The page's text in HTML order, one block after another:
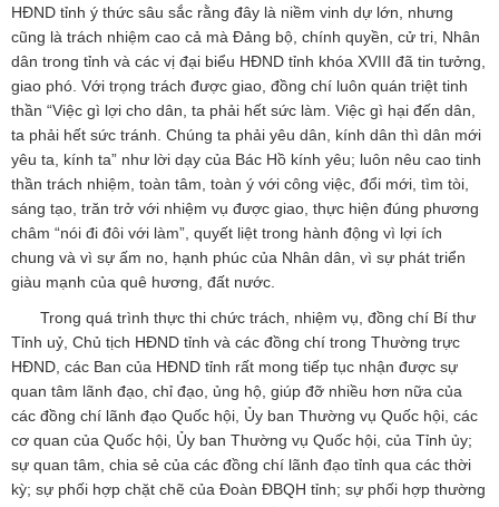
HĐND tỉnh ý thức sâu sắc rằng đây là niềm vinh dự lớn, nhưng
cũng là trách nhiệm cao cả mà Đảng bộ, chính quyền, cử tri, Nhân
dân trong tỉnh và các vị đại biểu HĐND tỉnh khóa XVIII đã tin tưởng,
giao phó. Với trọng trách được giao, đồng chí luôn quán triệt tinh
thần “Việc gì lợi cho dân, ta phải hết sức làm. Việc gì hại đến dân,
ta phải hết sức tránh. Chúng ta phải yêu dân, kính dân thì dân mới
yêu ta, kính ta” như lời dạy của Bác Hồ kính yêu; luôn nêu cao tinh
thần trách nhiệm, toàn tâm, toàn ý với công việc, đổi mới, tìm tòi,
sáng tạo, trăn trở với nhiệm vụ được giao, thực hiện đúng phương
châm “nói đi đôi với làm”, quyết liệt trong hành động vì lợi ích
chung và vì sự ấm no, hạnh phúc của Nhân dân, vì sự phát triển
giàu mạnh của quê hương, đất nước.
Trong quá trình thực thi chức trách, nhiệm vụ, đồng chí Bí thư
Tỉnh uỷ, Chủ tịch HĐND tỉnh và các đồng chí trong Thường trực
HĐND, các Ban của HĐND tỉnh rất mong tiếp tục nhận được sự
quan tâm lãnh đạo, chỉ đạo, ủng hộ, giúp đỡ nhiều hơn nữa của
các đồng chí lãnh đạo Quốc hội, Ủy ban Thường vụ Quốc hội, các
cơ quan của Quốc hội, Ủy ban Thường vụ Quốc hội, của Tỉnh ủy;
sự quan tâm, chia sẻ của các đồng chí lãnh đạo tỉnh qua các thời
kỳ; sự phối hợp chặt chẽ của Đoàn ĐBQH tỉnh; sự phối hợp thường